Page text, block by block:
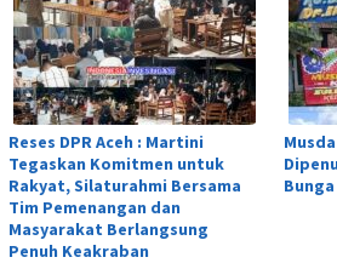
Reses DPR Aceh : Martini
Tegaskan Komitmen untuk
Rakyat, Silaturahmi Bersama
Tim Pemenangan dan
Masyarakat Berlangsung
Penuh Keakraban